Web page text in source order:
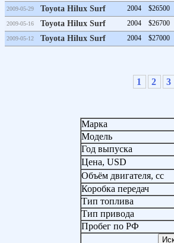
2009-05-29 Toyota Hilux Surf 2004 $26500
2009-05-16 Toyota Hilux Surf 2004 $26700
2009-05-12 Toyota Hilux Surf 2004 $27000
1 2 3
Марка
Модель
Год выпуска
Цена, USD
Объём двигателя, сс
Коробка передач
Тип топлива
Тип привода
Пробег по РФ